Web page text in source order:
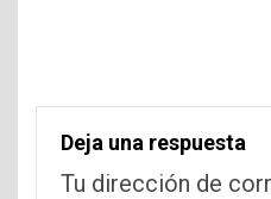
Deja una respuesta
Tu dirección de